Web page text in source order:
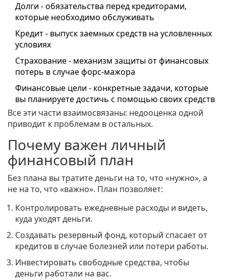
Долги -обязательства перед кредиторами,
которые необходимо обслуживать
Кредит- выпуск заемных средств на условленных
условиях
Страхование- механизм защиты от финансовых
потерь в случае форс-мажора
Финансовые цели - конкретные задачи, которые
вы планируете достичь с помощью своих средств
Все эти части взаимосвязаны: недооценка одной
приводит к проблемам в остальных.
Почему важен личный
финансовый план
Без плана вы тратите деньги на то, что «нужно», а
не на то, что «важно». План позволяет:
Контролировать ежедневные расходы и видеть,
куда уходят деньги.
Создавать резервный фонд, который спасает от
кредитов в случае болезней или потери работы.
Инвестировать свободные средства, чтобы
деньги работали на вас.